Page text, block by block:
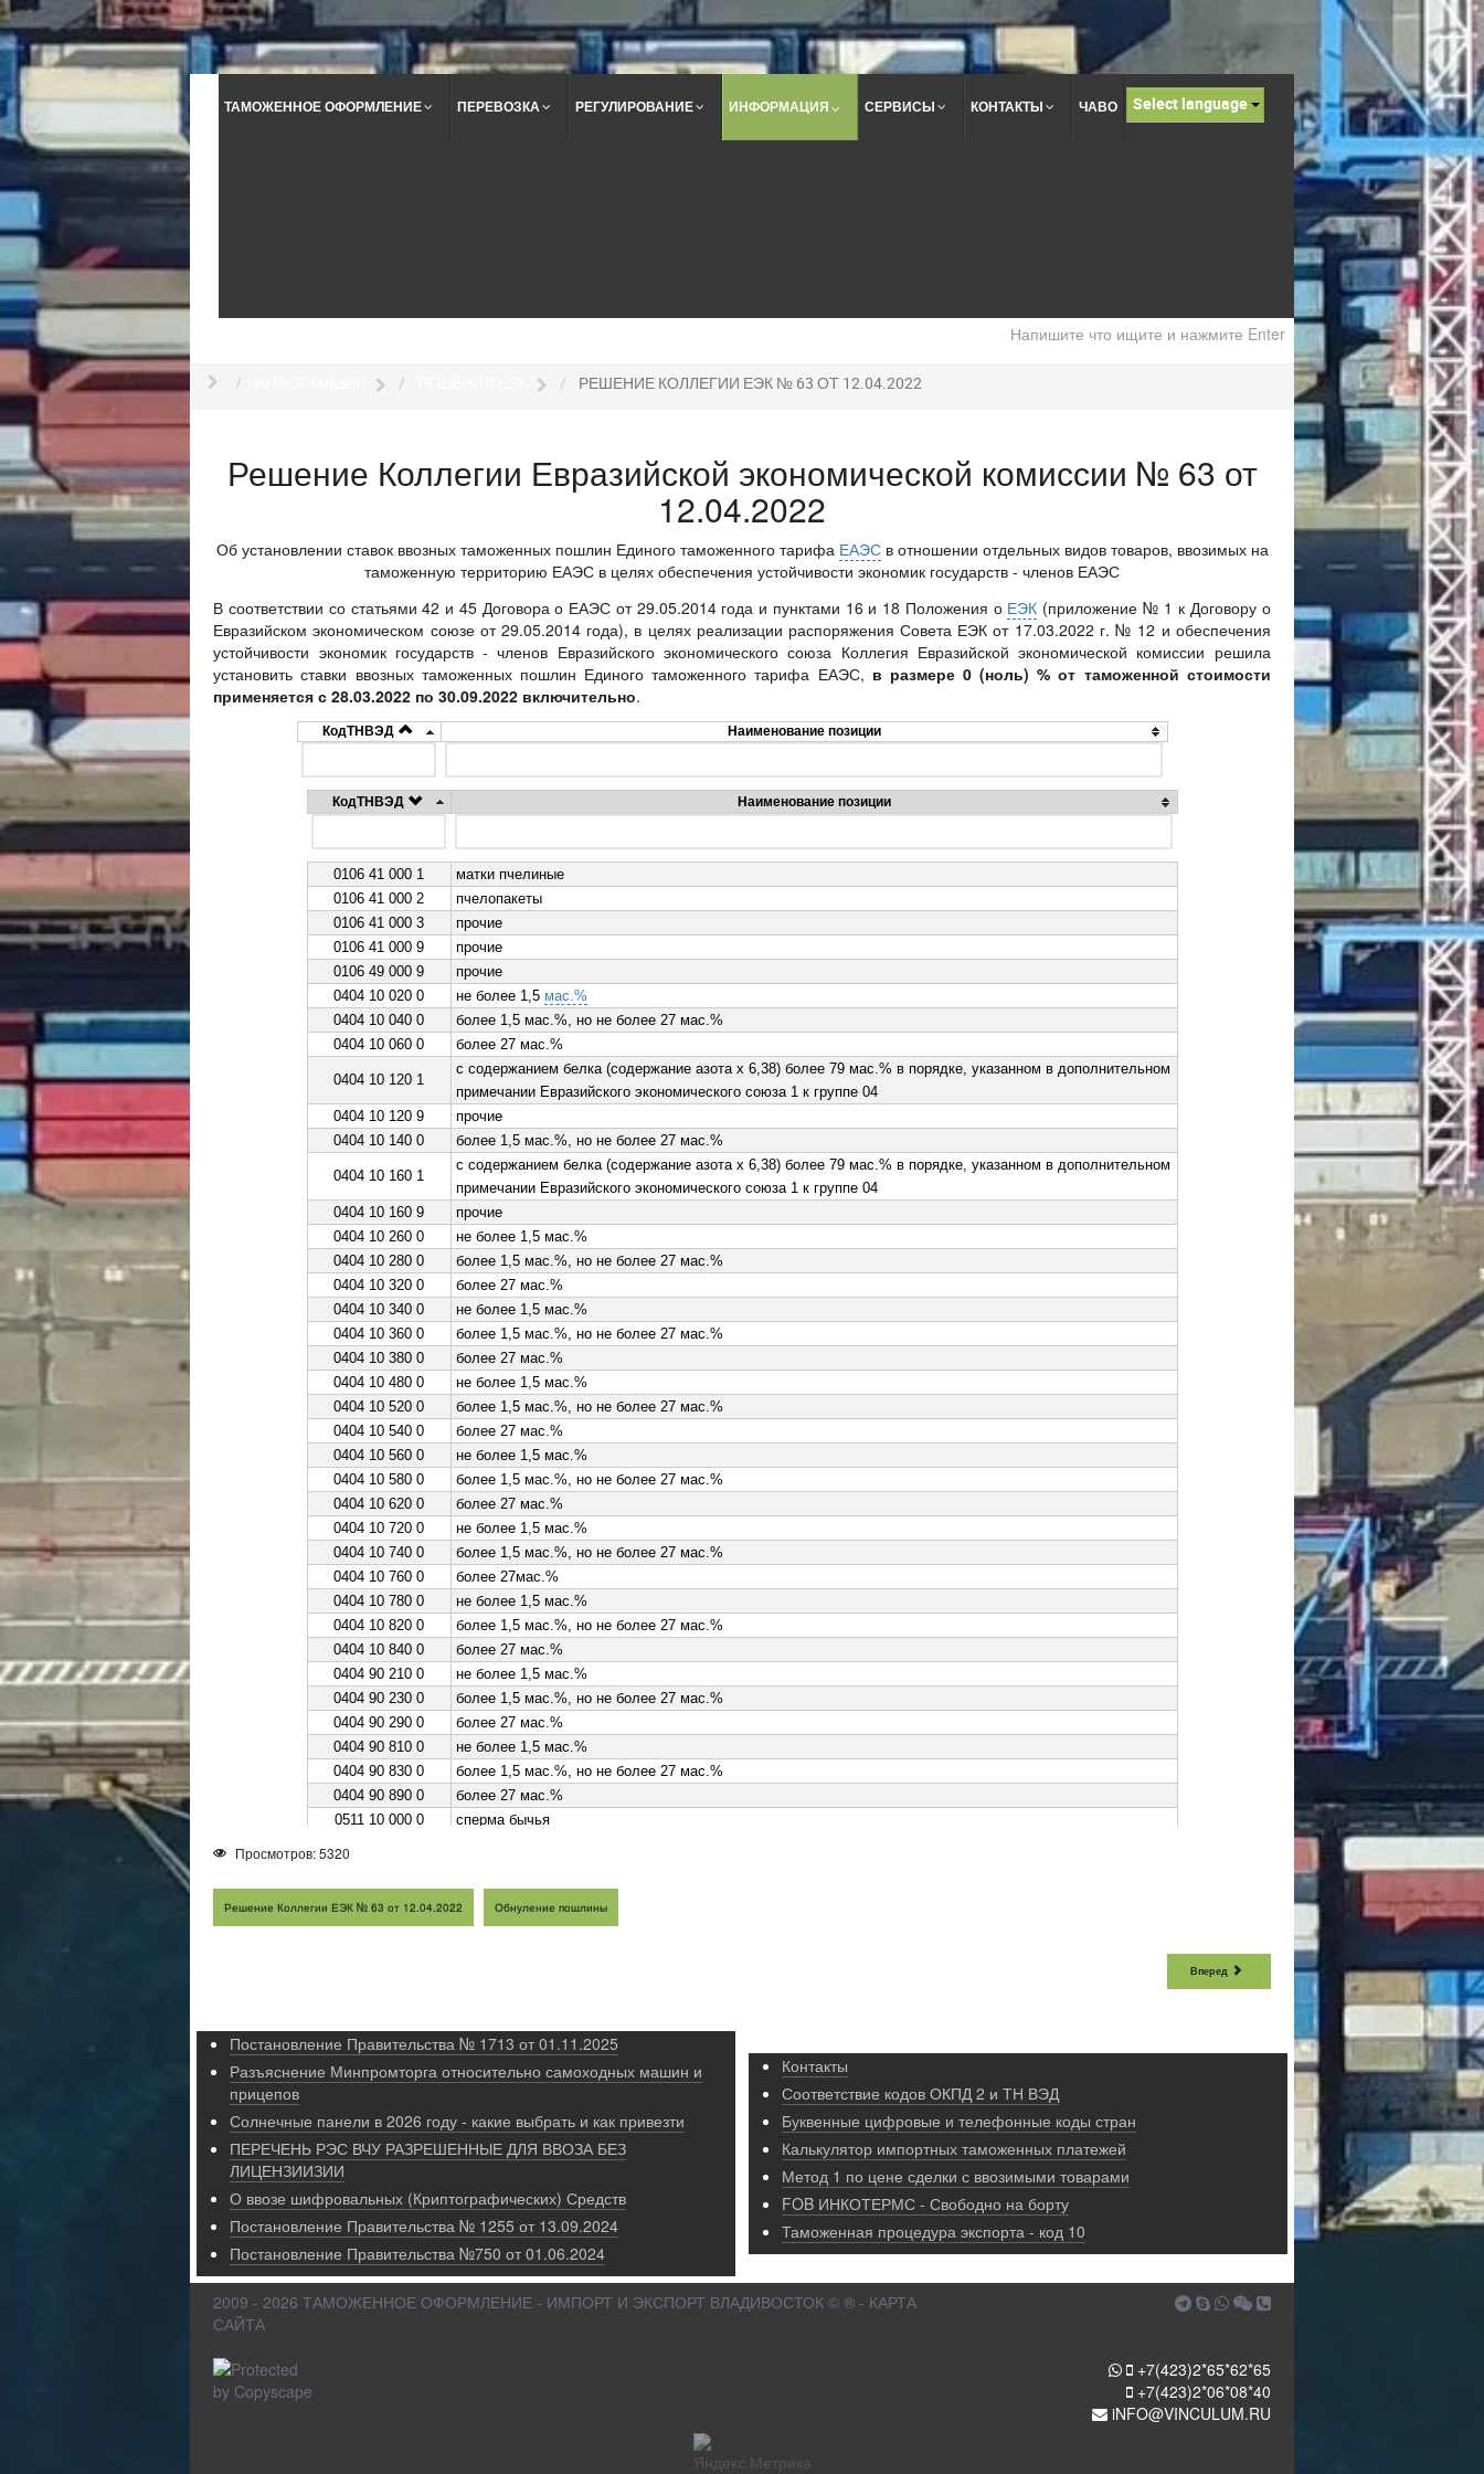
ТАМОЖЕННОЕ ОФОРМЛЕНИЕ ПЕРЕВОЗКА РЕГУЛИРОВАНИЕ ИНФОРМАЦИЯ СЕРВИСЫ КОНТАКТЫ ЧАВО Select language
сайту
РЕШЕНИЕ КОЛЛЕГИИ ЕЭК № 63 ОТ 12.04.2022
Решение Коллегии Евразийской экономической комиссии № 63 от
12.04.2022
Об установлении ставок ввозных таможенных пошлин Единого таможенного тарифа ЕАЭСв отношении отдельных видов товаров, ввозимых на
таможенную территорию ЕАЭС в целях обеспечения устойчивости экономик государств - членов ЕАЭС
В соответствии со статьями 42 и 45 Договора о ЕАЭС от 29.05.2014 года и пунктами 16 и 18 Положения о ЕЭК (приложение № 1 к Договору о
Евразийском экономическом союзе от 29.05.2014 года), в целях реализации распоряжения Совета ЕЭК от 17.03.2022 г. № 12 и обеспечения
устойчивости экономик государств - членов Евразийского экономического союза Коллегия Евразийской экономической комиссии решила
установить ставки ввозных таможенных пошлин Единого таможенного тарифа ЕАЭС, в размере 0 (ноль) % от таможенной стоимости
применяется с 28.03.2022 по 30.09.2022 включительно.
КодТНВЭД Наименование позиции
КодТНВЭД Наименование позиции
0106 41 000 1
матки пчелиные
0106 41 000 2
пчелопакеты
0106 41 000 3
прочие
0106 41 000 9
прочие
0106 49 000 9
прочие
0404 10 020 0
не более 1,5 мас.%
0404 10 040 0
более 1,5 мас.%, но не более 27 мас.%
0404 10 060 0
более 27 мас.%
0404 10 120 1
с содержанием белка (содержание азота х 6,38) более 79 мас.% в порядке, указанном в дополнительном
примечании Евразийского экономического союза 1 к группе 04
0404 10 120 9
прочие
0404 10 140 0
более 1,5 мас.%, но не более 27 мас.%
0404 10 160 1
с содержанием белка (содержание азота х 6,38) более 79 мас.% в порядке, указанном в дополнительном
примечании Евразийского экономического союза 1 к группе 04
0404 10 160 9
прочие
0404 10 260 0
не более 1,5 мас.%
0404 10 280 0
более 1,5 мас.%, но не более 27 мас.%
0404 10 320 0
более 27 мас.%
0404 10 340 0
не более 1,5 мас.%
0404 10 360 0
более 1,5 мас.%, но не более 27 мас.%
0404 10 380 0
более 27 мас.%
0404 10 480 0
не более 1,5 мас.%
0404 10 520 0
более 1,5 мас.%, но не более 27 мас.%
0404 10 540 0
более 27 мас.%
0404 10 560 0
не более 1,5 мас.%
0404 10 580 0
более 1,5 мас.%, но не более 27 мас.%
0404 10 620 0
более 27 мас.%
0404 10 720 0
не более 1,5 мас.%
0404 10 740 0
более 1,5 мас.%, но не более 27 мас.%
0404 10 760 0
более 27мас.%
0404 10 780 0
не более 1,5 мас.%
0404 10 820 0
более 1,5 мас.%, но не более 27 мас.%
0404 10 840 0
более 27 мас.%
0404 90 210 0
не более 1,5 мас.%
0404 90 230 0
более 1,5 мас.%, но не более 27 мас.%
0404 90 290 0
более 27 мас.%
0404 90 810 0
не более 1,5 мас.%
0404 90 830 0
более 1,5 мас.%, но не более 27 мас.%
0404 90 890 0
более 27 мас.%
0511 10 000 0
сперма бычья
1 to 40 (387)
Просмотров: 5320
Решение Коллегии ЕЭК № 63 от 12.04.2022 Обнуление пошлины
Вперед
Постановление Правительства № 1713 от 01.11.2025
Разъяснение Минпромторга относительно самоходных машин и
прицепов
Солнечные панели в 2026 году - какие выбрать и как привезти
ПЕРЕЧЕНЬ РЭС ВЧУ РАЗРЕШЕННЫЕ ДЛЯ ВВОЗА БЕЗ
ЛИЦЕНЗИИЗИИ
О ввозе шифровальных (Криптографических) Средств
Постановление Правительства № 1255 от 13.09.2024
Постановление Правительства №750 от 01.06.2024
Контакты
Соответствие кодов ОКПД 2 и ТН ВЭД
Буквенные цифровые и телефонные коды стран
Калькулятор импортных таможенных платежей
Метод 1 по цене сделки с ввозимыми товарами
FOB ИНКОТЕРМС - Свободно на борту
Таможенная процедура экспорта - код 10
2009 - 2026 ТАМОЖЕННОЕ ОФОРМЛЕНИЕ - ИМПОРТ И ЭКСПОРТ ВЛАДИВОСТОК © ® - КАРТА
САЙТА
+7(423)2*65*62*65
+7(423)2*06*08*40
iNFO@VINCULUM.RU